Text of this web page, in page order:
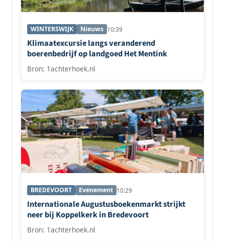
WINTERSWIJK Nieuws 10:39
Klimaatexcursie langs veranderend
boerenbedrijf op landgoed Het Mentink
Bron: 1achterhoek.nl
BREDEVOORT Evenement 10:29
Internationale Augustusboekenmarkt strijkt
neer bij Koppelkerk in Bredevoort
Bron: 1achterhoek.nl